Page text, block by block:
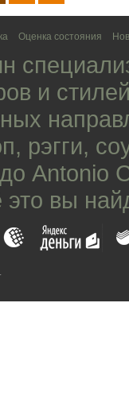
Оценка состояния
и
, рэгги,
до Antonio
это вы